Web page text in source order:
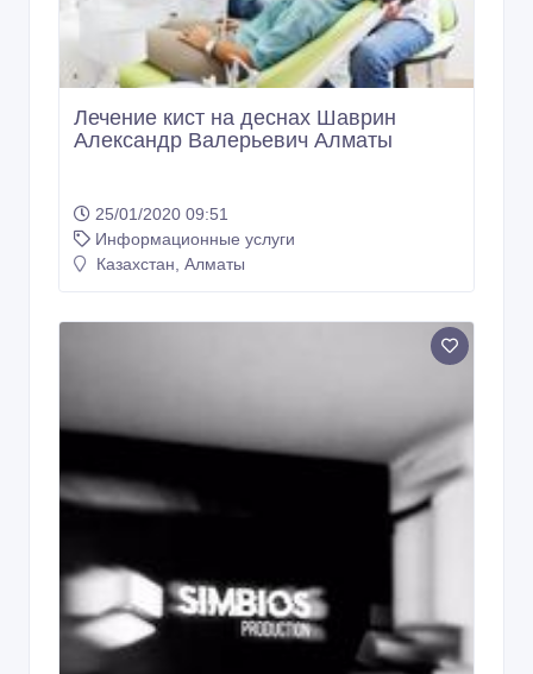
Лечение кист на деснах Шаврин
Александр Валерьевич Алматы
25/01/2020 09:51